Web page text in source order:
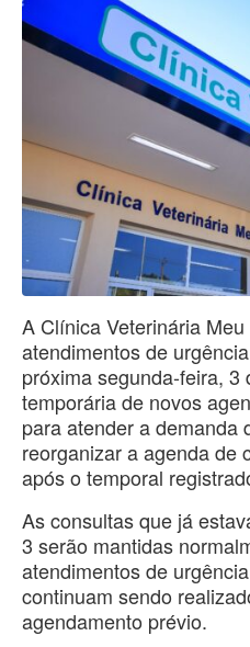
A Clínica Veterinária
atendimentos de
próxima segunda-feira,
temporária de novos
para atender a demanda
reorganizar a agenda de
após o temporal
As consultas que já
3 serão mantidas
atendimentos de
continuam sendo
agendamento prévio.